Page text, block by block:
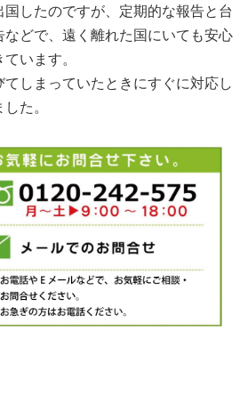
したのですが、定期的な報告と台
などで、遠く離れた国にいても安心
います。
しまっていたときにすぐに対応し
た。